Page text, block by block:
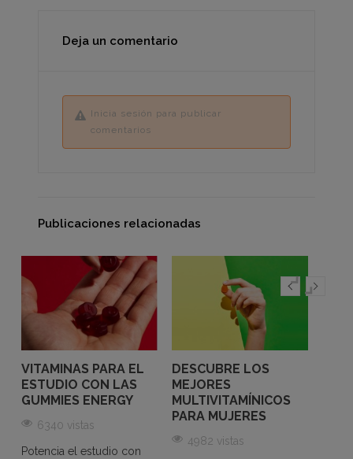
Deja un comentario
Inicia sesión para publicar
comentarios
Publicaciones relacionadas
VITAMINAS PARA EL
ESTUDIO CON LAS
GUMMIES ENERGY
6340 vistas
Potencia el estudio con
DESCUBRE LOS
MEJORES
MULTIVITAMÍNICOS
PARA MUJERES
4982 vistas